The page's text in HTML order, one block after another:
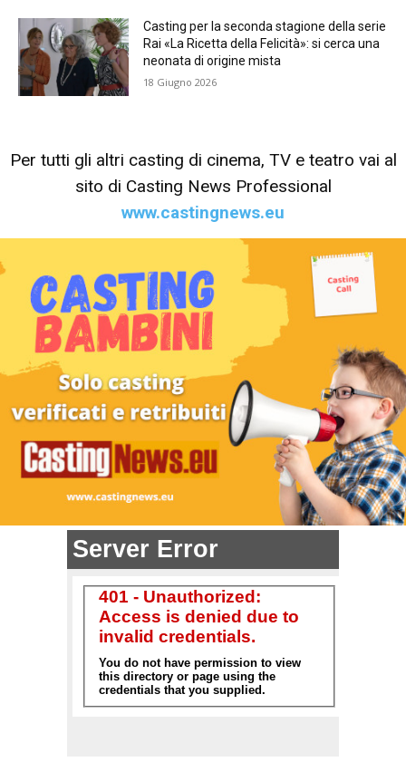
Casting per la seconda stagione della serie
Rai «La Ricetta della Felicità»: si cerca una
neonata di origine mista
18 Giugno 2026
Per tutti gli altri casting di cinema, TV e teatro vai al
sito di Casting News Professional
www.castingnews.eu